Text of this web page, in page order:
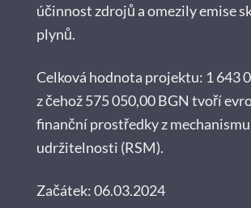
účinnost zdrojů a omezily emise
plynů.
Celková hodnota projektu: 1 643
z čehož 575 050,00 BGN tvoří
finanční prostředky z
udržitelnosti (RSM).
Začátek: 06.03.2024